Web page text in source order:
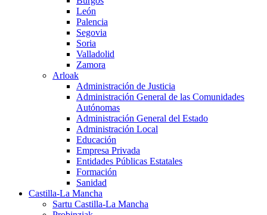
León
Palencia
Segovia
Soria
Valladolid
Zamora
Arloak
Administración de Justicia
Administración General de las Comunidades
Autónomas
Administración General del Estado
Administración Local
Educación
Empresa Privada
Entidades Públicas Estatales
Formación
Sanidad
Castilla-La Mancha
Sartu Castilla-La Mancha